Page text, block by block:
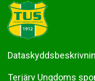
Terjärv Ungdoms